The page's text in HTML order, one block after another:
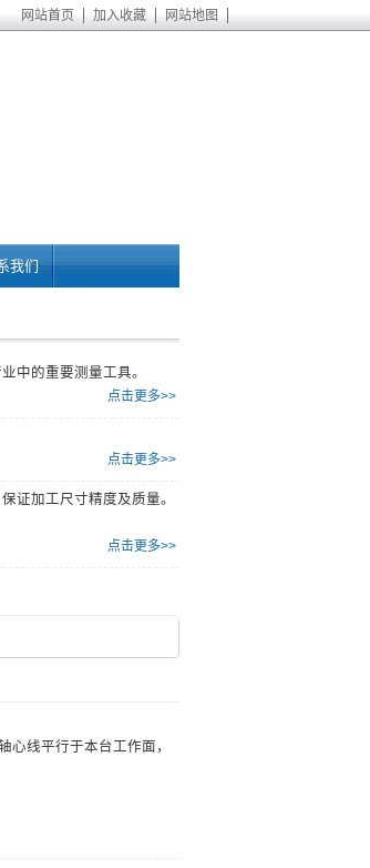
网站首页 加入收藏 网站地图
我们
中的重要测量工具。
点击更多>>
点击更多>>
证加工尺寸精度及质量。
点击更多>>
心线平行于本台工作面，